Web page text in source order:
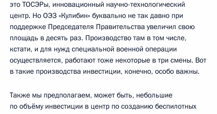
это ТОСЭРы, инновационный научно-технологический
центр. Но ОЭЗ «Кулибин» буквально не так давно при
поддержке Председателя Правительства увеличил свою
площадь в десять раз. Производство там в том числе,
кстати, и для нужд специальной военной операции
осуществляется, работают тоже некоторые в три смены. Вот
в такие производства инвестиции, конечно, особо важны.
Также мы предполагаем, может быть, небольшие
по объёму инвестиции в центр по созданию беспилотных